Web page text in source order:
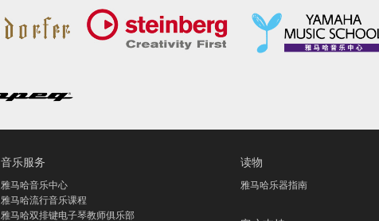
音乐服务
雅马哈音乐中心
雅马哈流行音乐课程
雅马哈双排键电子琴教师俱乐部
读物
雅马哈乐器指南